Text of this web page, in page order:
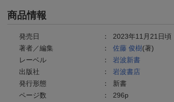
商品情報
発売日 ： 2023年11月21日頃
著者／編集
： 佐藤 俊樹(著)
レーベル
： 岩波新書
出版社
： 岩波書店
発行形態
： 新書
ページ数
： 296p